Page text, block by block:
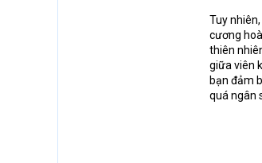
Tuy
cương
thiên
giữa viên
bạn đảm
quá ngân